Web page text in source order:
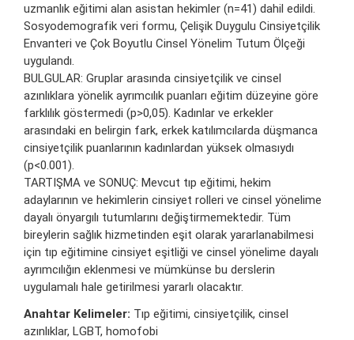
uzmanlık eğitimi alan asistan hekimler (n=41) dahil edildi.
Sosyodemografik veri formu, Çelişik Duygulu Cinsiyetçilik
Envanteri ve Çok Boyutlu Cinsel Yönelim Tutum Ölçeği
uygulandı.
BULGULAR: Gruplar arasında cinsiyetçilik ve cinsel
azınlıklara yönelik ayrımcılık puanları eğitim düzeyine göre
farklılık göstermedi (p>0,05). Kadınlar ve erkekler
arasındaki en belirgin fark, erkek katılımcılarda düşmanca
cinsiyetçilik puanlarının kadınlardan yüksek olmasıydı
(p<0.001).
TARTIŞMA ve SONUÇ: Mevcut tıp eğitimi, hekim
adaylarının ve hekimlerin cinsiyet rolleri ve cinsel yönelime
dayalı önyargılı tutumlarını değiştirmemektedir. Tüm
bireylerin sağlık hizmetinden eşit olarak yararlanabilmesi
için tıp eğitimine cinsiyet eşitliği ve cinsel yönelime dayalı
ayrımcılığın eklenmesi ve mümkünse bu derslerin
uygulamalı hale getirilmesi yararlı olacaktır.
Anahtar Kelimeler: Tıp eğitimi, cinsiyetçilik, cinsel
azınlıklar, LGBT, homofobi